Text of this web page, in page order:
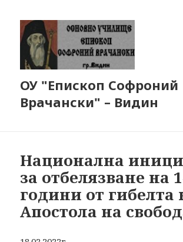
ОУ "Епископ Софроний
Врачански" – Видин
Национална
за отбелязване на
години от гибелта
Апостола на